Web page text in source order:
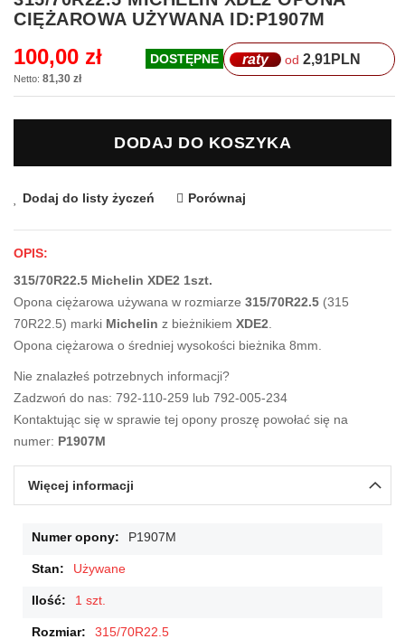
na
początek
CIĘŻAROWA UŻYWANA ID:P1907M
100,00 zł
81,30 zł
DOSTĘPNE raty od 2,91PLN
DODAJ DO KOSZYKA
Dodaj do listy życzeń Porównaj
OPIS:
315/70R22.5 Michelin XDE2 1szt.
Opona ciężarowa używana w rozmiarze 315/70R22.5 (315
70R22.5) marki Michelin z bieżnikiem XDE2.
Opona ciężarowa o średniej wysokości bieżnika 8mm.
Nie znalazłeś potrzebnych informacji?
Zadzwoń do nas: 792-110-259 lub 792-005-234
Kontaktując się w sprawie tej opony proszę powołać się na
numer: P1907M
Więcej informacji
Więcej
P1907M
Używane
1 szt.
315/70R22.5